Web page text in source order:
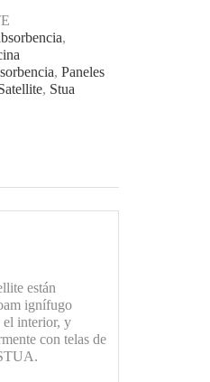
,
, Paneles
, Stua
están
ignífugo
el interior, y
con telas de